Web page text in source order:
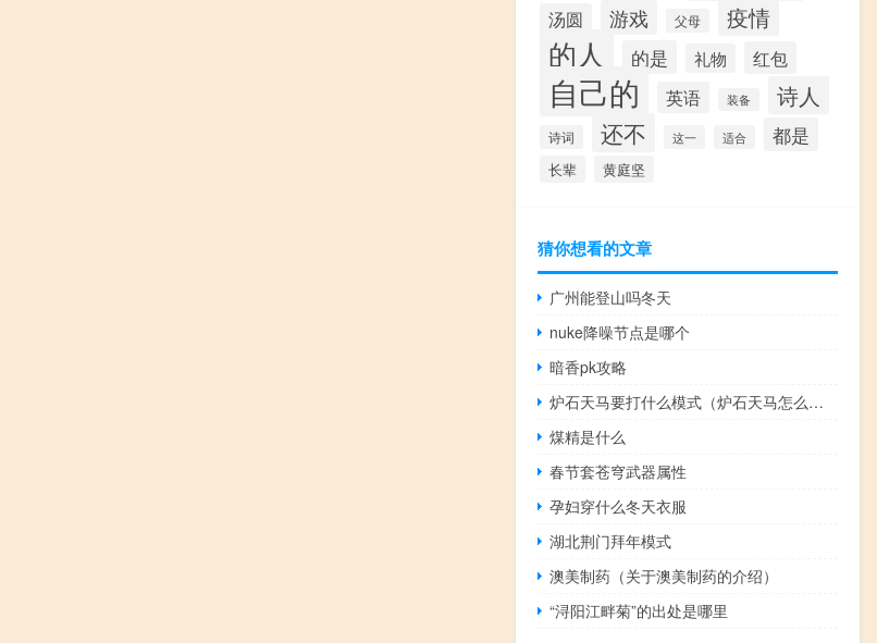
汤圆 游戏 父母 疫情
的人 的是 礼物 红包
自己的 英语 装备 诗人
诗词 还不 这一 适合 都是
长辈 黄庭坚
猜你想看的文章
广州能登山吗冬天
nuke降噪节点是哪个
暗香pk攻略
炉石天马要打什么模式（炉石天马怎么获得）
煤精是什么
春节套苍穹武器属性
孕妇穿什么冬天衣服
湖北荆门拜年模式
澳美制药（关于澳美制药的介绍）
“浔阳江畔菊”的出处是哪里